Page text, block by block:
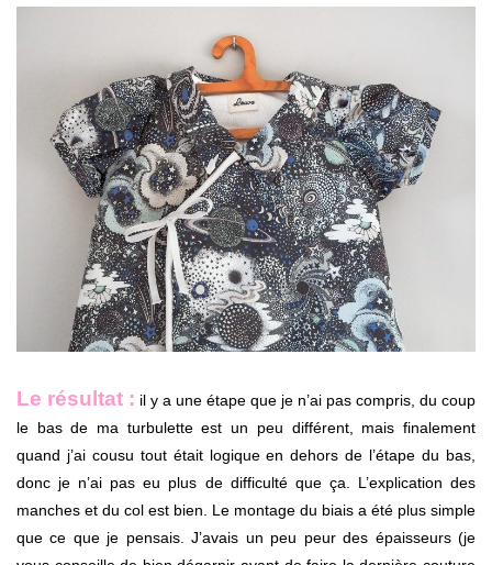
Le résultat : il y a une étape que je n’ai pas compris, du coup
le bas de ma turbulette est un peu différent, mais finalement
quand j’ai cousu tout était logique en dehors de l’étape du bas,
donc je n’ai pas eu plus de difficulté que ça. L’explication des
manches et du col est bien. Le montage du biais a été plus simple
que ce que je pensais. J’avais un peu peur des épaisseurs (je